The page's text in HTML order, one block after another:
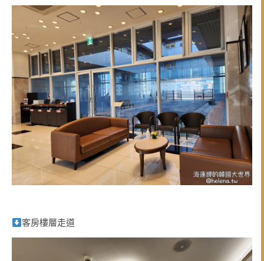
客房樓層走道